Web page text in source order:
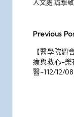
人文處 誠摯
Post
Previous
【醫學院週
療與救心-樂
醫-112/12/